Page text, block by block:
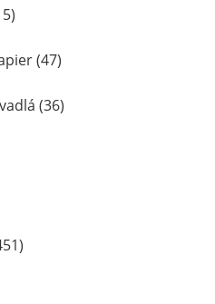
(47)
(36)